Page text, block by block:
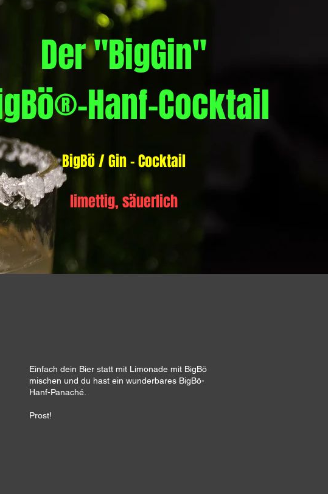
Der "BigGin"
Hanf-Cocktail
BigBö / Gin - Cocktail
limettig, säuerlich
Einfach dein Bier statt mit Limonade mit BigBö
mischen und du hast ein wunderbares BigBö-
Hanf-Panaché.
Prost!